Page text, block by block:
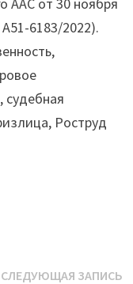
6183/2022).
судебная
Роструд
СЛЕДУЮЩАЯ ЗАПИСЬ